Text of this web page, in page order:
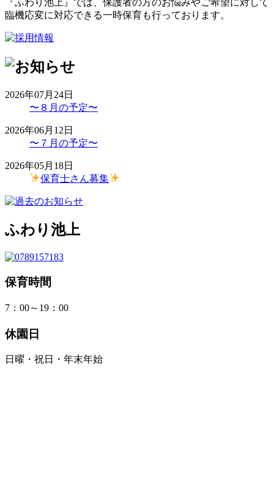
臨機応変に対応できる一時保育も行っております。
2026年07月24日
〜８月の予定〜
2026年06月12日
〜７月の予定〜
2026年05月18日
保育士さん募集
ふわり池上
保育時間
7：00～19：00
休園日
日曜・祝日・年末年始